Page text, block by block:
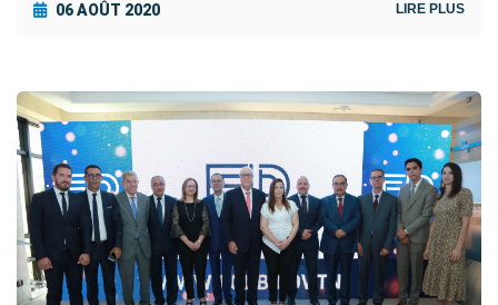
06 AOÛT 2020 LIRE PLUS